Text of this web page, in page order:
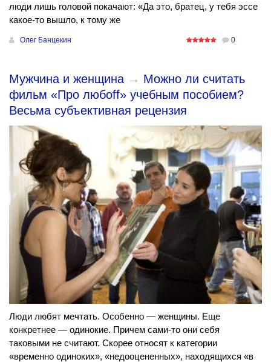
люди лишь головой покачают: «Да это, братец, у тебя эссе
какое-то вышло, к тому же
Олег Банцекин 0
Мужчина и женщина → Можно ли считать
фильм «Про любоff» учебным пособием?
Весьма субъективная рецензия
Люди любят мечтать. Особенно — женщины. Еще
конкретнее — одинокие. Причем сами-то они себя
таковыми не считают. Скорее относят к категории
«временно одиноких», «недооцененных», находящихся «в